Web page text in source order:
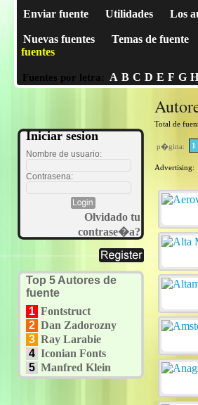
Enviar fuente Utilidades Los
Nuevas fuentes Temas de fuente
fuentes
Fuentes por letra: A B C D E F G H
Iniciar sesion
Nombre de usuario:
Contrasena:
Olvidado tu
contrase�a?
Top 5 Autores de
fuente
1 Fontstruct
2 Dan Zadorozny
3 Ray Larabie
4 Iconian Fonts
5 Manfred Klein
Total de
p�gina: 1
Advertising: